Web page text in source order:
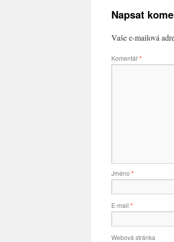
Napsat
Vaše e-mailová
Komentář*
Jméno *
E-mail *
Webová stránka